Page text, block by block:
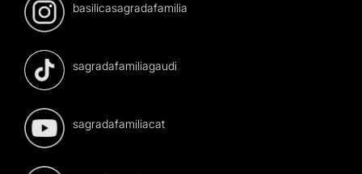
basilicasagradafamilia
sagradafamiliagaudi
sagradafamiliacat